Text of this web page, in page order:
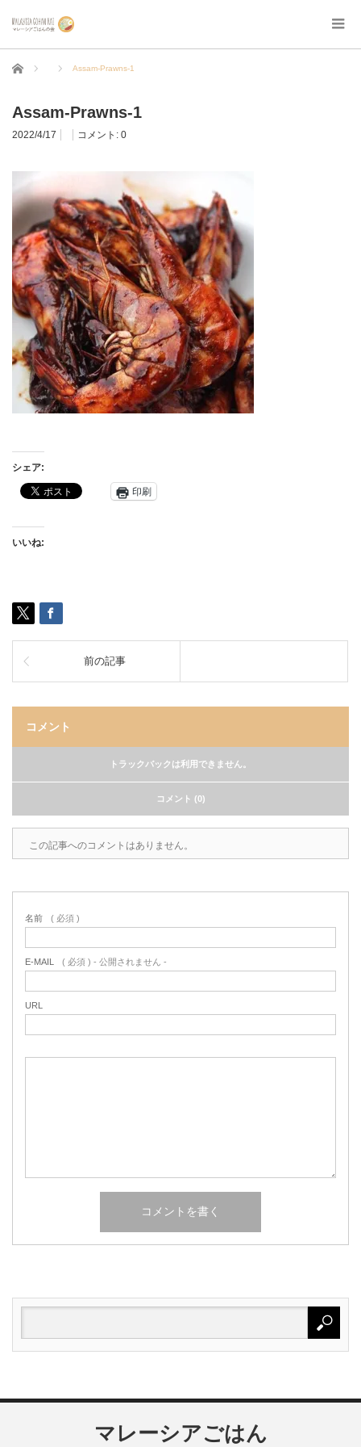
ホーム Assam-Prawns-1
Assam-Prawns-1
2022/4/17 コメント: 0
シェア:
印刷
いいね:
前の記事
コメント
トラックバックは利用できません。
コメント (0)
この記事へのコメントはありません。
名前 ( 必須 )
E-MAIL ( 必須 ) - 公開されません -
URL
マレーシアごはん